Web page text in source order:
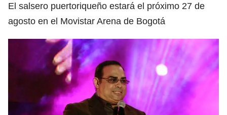
El salsero puertoriqueño estará el próximo 27 de
agosto en el Movistar Arena de Bogotá